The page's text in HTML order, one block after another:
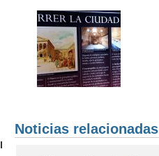
Noticias relacionadas